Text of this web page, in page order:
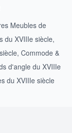
Meubles de
du XVIIIe siècle,
, Commode &
d'angle du XVIIIe
du XVIIIe siècle